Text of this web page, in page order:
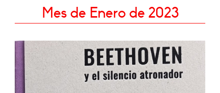
Mes de Enero de 2023